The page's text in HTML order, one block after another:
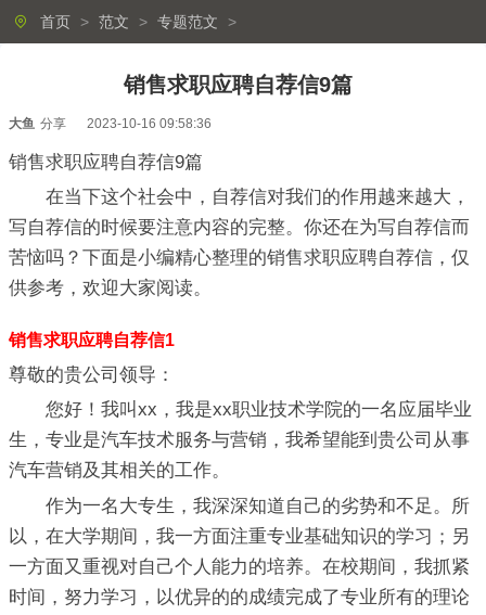
首页 > 范文 > 专题范文 >
销售求职应聘自荐信9篇
大鱼 分享 2023-10-16 09:58:36
销售求职应聘自荐信9篇
在当下这个社会中，自荐信对我们的作用越来越大，
写自荐信的时候要注意内容的完整。你还在为写自荐信而
苦恼吗？下面是小编精心整理的销售求职应聘自荐信，仅
供参考，欢迎大家阅读。
销售求职应聘自荐信1
尊敬的贵公司领导：
您好！我叫xx，我是xx职业技术学院的一名应届毕业
生，专业是汽车技术服务与营销，我希望能到贵公司从事
汽车营销及其相关的工作。
作为一名大专生，我深深知道自己的劣势和不足。所
以，在大学期间，我一方面注重专业基础知识的学习；另
一方面又重视对自己个人能力的培养。在校期间，我抓紧
时间，努力学习，以优异的的成绩完成了专业所有的理论